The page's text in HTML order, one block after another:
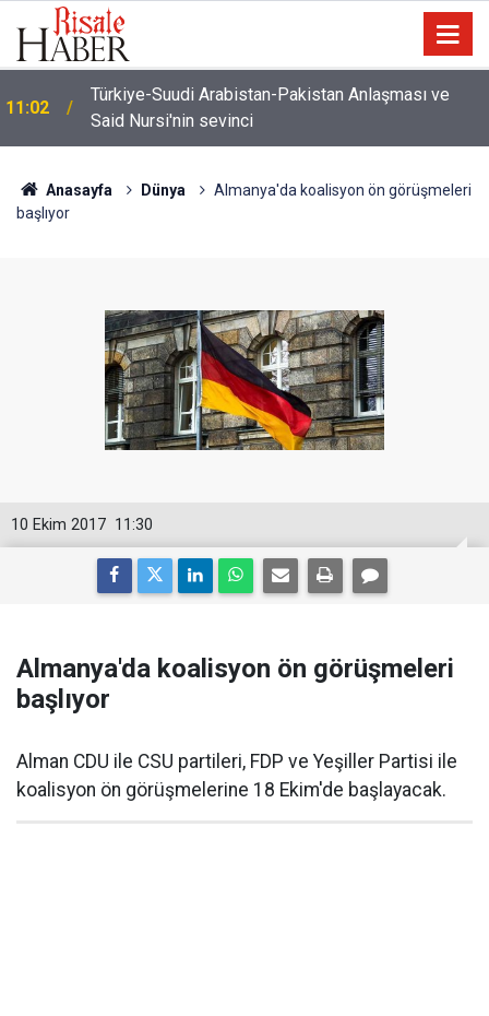
10:22
İmamdan, hutbe sırasında telefonla oynayan
cemaate tepki: Aşağı ineceğim!
Anasayfa Dünya
Almanya'da koalisyon ön görüşmeleri
başlıyor
11:30
10 Ekim 2017
Almanya'da koalisyon ön görüşmeleri
başlıyor
Alman CDU ile CSU partileri, FDP ve Yeşiller Partisi ile
koalisyon ön görüşmelerine 18 Ekim'de başlayacak.